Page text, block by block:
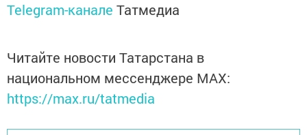
Telegram-канале Татмедиа
Читайте новости Татарстана в
национальном мессенджере MАХ:
https://max.ru/tatmedia